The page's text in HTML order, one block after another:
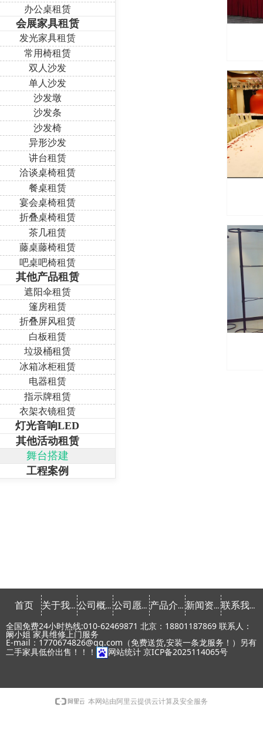
办公桌租赁
会展家具租赁
发光家具租赁
常用椅租赁
双人沙发
单人沙发
沙发墩
沙发条
沙发椅
异形沙发
讲台租赁
洽谈桌椅租赁
餐桌租赁
宴会桌椅租赁
折叠桌椅租赁
茶几租赁
藤桌藤椅租赁
吧桌吧椅租赁
其他产品租赁
遮阳伞租赁
篷房租赁
折叠屏风租赁
白板租赁
垃圾桶租赁
冰箱冰柜租赁
电器租赁
指示牌租赁
衣架衣镜租赁
灯光音响LED
其他活动租赁
舞台搭建
工程案例
全国免费24小时热线:010-62469871 北京：18801187869 联系人：
阚小姐 家具维修上门服务
E-mail：1770674826@qq.com（免费送货,安装一条龙服务！）另有
二手家具低价出售！！！
网站统计 京ICP备2025114065号
首页 关于我们 公司概念 公司愿景 产品介绍 新闻资讯 联系我们
本网站由阿里云提供云计算及安全服务